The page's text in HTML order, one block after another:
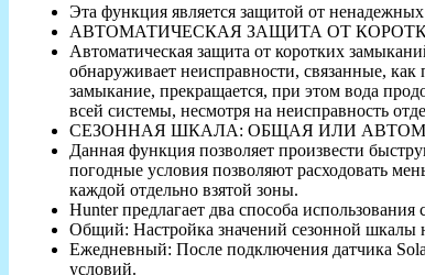
Эта функция является защитой от
АВТОМАТИЧЕСКАЯ ЗАЩИТА ОТ
Автоматическая защита от коротких
обнаруживает неисправности, связанные,
замыкание, прекращается, при этом вода
всей системы, несмотря на неисправность
СЕЗОННАЯ ШКАЛА: ОБЩАЯ ИЛИ
Данная функция позволяет произвести
погодные условия позволяют расходовать
каждой отдельно взятой зоны.
Hunter предлагает два способа
Общий: Настройка значений сезонной шкалы
Ежедневный: После подключения датчика
условий.